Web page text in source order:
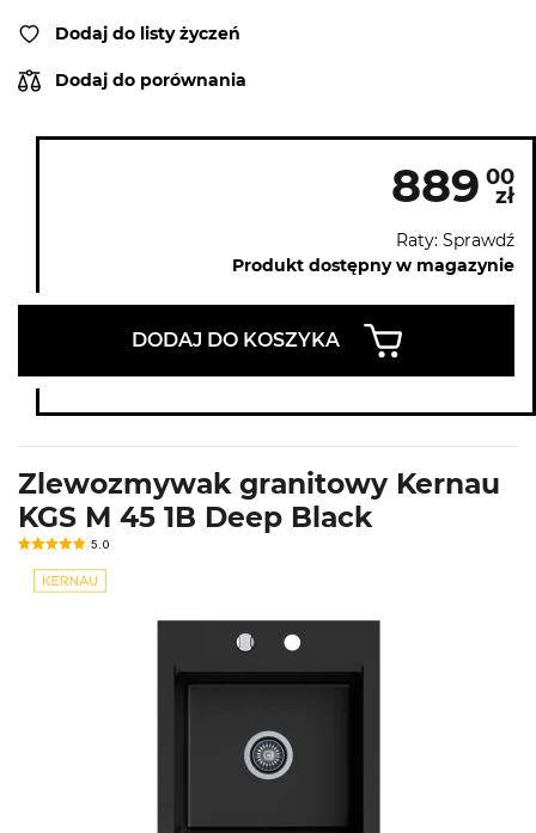
Dodaj do listy życzeń
Dodaj do porównania
889 00
zł
Raty: Sprawdź
Produkt dostępny w magazynie
DODAJ DO KOSZYKA
Zlewozmywak granitowy Kernau
KGS M 45 1B Deep Black
5.0